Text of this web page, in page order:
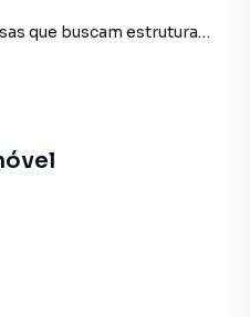
que buscam estrutura
operações